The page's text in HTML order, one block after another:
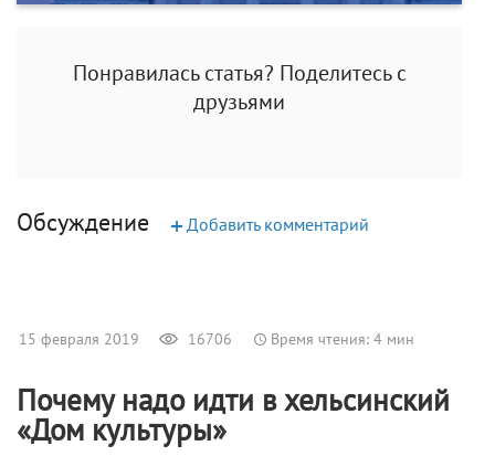
Понравилась статья? Поделитесь с
друзьями
Обсуждение +Добавить комментарий
15 февраля 2019 16706 Время чтения: 4 мин
Почему надо идти в хельсинский
«Дом культуры»